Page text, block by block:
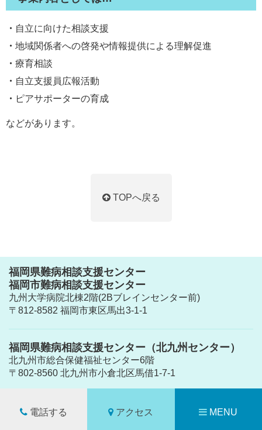
自立に向けた相談支援
地域関係者への啓発や情報提供による理解促進
療育相談
自立支援員広報活動
ピアサポーターの育成
などがあります。
TOPへ戻る
福岡県難病相談支援センター
福岡市難病相談支援センター
九州大学病院北棟2階(2Bブレインセンター前)
〒812-8582 福岡市東区馬出3-1-1
福岡県難病相談支援センター（北九州センター）
北九州市総合保健福祉センター6階
〒802-8560 北九州市小倉北区馬借1-7-1
電話する アクセス MENU